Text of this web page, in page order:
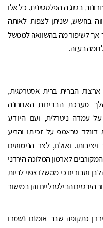
בסוגיה הפלסטינית. כל אלו
בחשש, שניתן לצפות לאותה
אך לשיפור מה בהשוואה לממשל
בעזה.
הברית ברית אסטרטגית,
מערכת הבחירות האחרונה
עמדה ניטרלית, ועם היוודע
טראמפ על זכייתו והביע
ואולם, לצד הנימוסים
לארמון המלוכה הירדני
וסבורים כי ממשלו צפוי להיות
היחסים הבילטרליים והן במישור
כתקופה שבה אומנם נשמרו